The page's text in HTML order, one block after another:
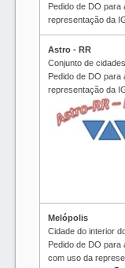
Pedido de DO para
representação da
Astro - RR
Conjunto de
Pedido de DO para
representação da
Melópolis
Cidade do interior
Pedido de DO para
com uso da